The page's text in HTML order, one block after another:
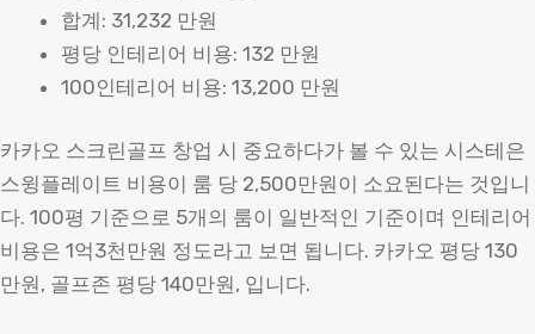
합계: 31,232 만원
평당 인테리어 비용: 132 만원
100인테리어 비용: 13,200 만원
카카오 스크린골프 창업 시 중요하다가 볼 수 있는 시스테은
스윙플레이트 비용이 룸 당 2,500만원이 소요된다는 것입니
다. 100평 기준으로 5개의 룸이 일반적인 기준이며 인테리어
비용은 1억3천만원 정도라고 보면 됩니다. 카카오 평당 130
만원, 골프존 평당 140만원, 입니다.